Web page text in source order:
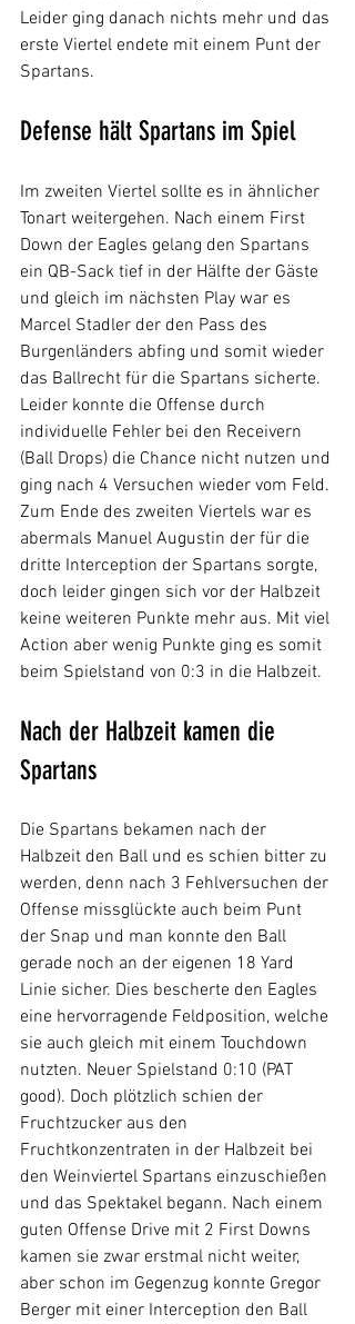
Leider ging danach nichts mehr und das
erste Viertel endete mit einem Punt der
Spartans.
Defense hält Spartans im Spiel
Im zweiten Viertel sollte es in ähnlicher
Tonart weitergehen. Nach einem First
Down der Eagles gelang den Spartans
ein QB-Sack tief in der Hälfte der Gäste
und gleich im nächsten Play war es
Marcel Stadler der den Pass des
Burgenländers abfing und somit wieder
das Ballrecht für die Spartans sicherte.
Leider konnte die Offense durch
individuelle Fehler bei den Receivern
(Ball Drops) die Chance nicht nutzen und
ging nach 4 Versuchen wieder vom Feld.
Zum Ende des zweiten Viertels war es
abermals Manuel Augustin der für die
dritte Interception der Spartans sorgte,
doch leider gingen sich vor der Halbzeit
keine weiteren Punkte mehr aus. Mit viel
Action aber wenig Punkte ging es somit
beim Spielstand von 0:3 in die Halbzeit.
Nach der Halbzeit kamen die
Spartans
Die Spartans bekamen nach der
Halbzeit den Ball und es schien bitter zu
werden, denn nach 3 Fehlversuchen der
Offense missglückte auch beim Punt
der Snap und man konnte den Ball
gerade noch an der eigenen 18 Yard
Linie sicher. Dies bescherte den Eagles
eine hervorragende Feldposition, welche
sie auch gleich mit einem Touchdown
nutzten. Neuer Spielstand 0:10 (PAT
good). Doch plötzlich schien der
Fruchtzucker aus den
Fruchtkonzentraten in der Halbzeit bei
den Weinviertel Spartans einzuschießen
und das Spektakel begann. Nach einem
guten Offense Drive mit 2 First Downs
kamen sie zwar erstmal nicht weiter,
aber schon im Gegenzug konnte Gregor
Berger mit einer Interception den Ball